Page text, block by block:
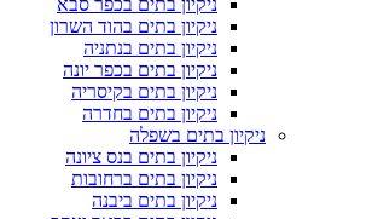
ניקיון בתים בכפר סבא
ניקיון בתים בהוד השרון
ניקיון בתים בנתניה
ניקיון בתים בכפר יונה
ניקיון בתים בקיסריה
ניקיון בתים בחדרה
ניקיון בתים בשפלה
ניקיון בתים בנס ציונה
ניקיון בתים ברחובות
ניקיון בתים ביבנה